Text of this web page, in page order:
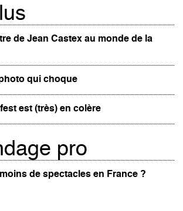
de Jean Castex au monde de la
qui choque
est (très) en colère
pro
de spectacles en France ?